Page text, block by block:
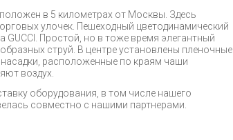
в 5 километрах от Москвы. Здесь
улочек. Пешеходный цветодинамический
GUCCI. Простой, но в тоже время элегантный
струй. В центре установлены пленочные
расположенные по краям чаши
воздух.
оборудования, в том числе нашего
совместно с нашими партнерами.